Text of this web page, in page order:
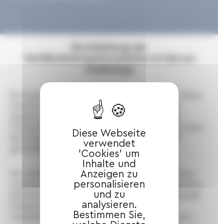
GmbH) ein Darlehen, das durch eine Bürgschaft
abgesichert war. Einige Jahre später wurde das
Finanzunternehmen im Rahmen einer Fusion von einer
Bank übernommen, die nunmehr die Bürgschaft
gerichtlich geltend machte.
Der verklagte Bürge wies darauf hin, dass die Fusion
zwischen den beiden Finanzinstituten ihm gegenüber
nicht rechtswirksam war, da die Veröffentlichung des
Fusionsvorganges seiner Meinung nach mit
verschiedenen Unregelmäßigkeiten behaftet war.
Diese Webseite
verwendet
'Cookies' um
Inhalte und
Anzeigen zu
personalisieren
und zu
analysieren.
Bestimmen Sie,